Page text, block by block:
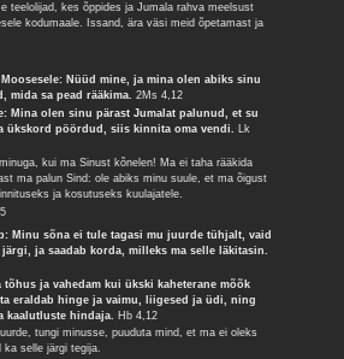
teelolijad, kes õppides ja Jumala rahva meelsust
kodumaale. Issand, ära väsi meid õpetamast ja
Moosesele: Nüüd mine, ja mina olen abiks sinu
mida sa pead rääkima.2Ms 4,12
Mina olen sinu pärast Jumalat palunud, et su
ükskord pöördud, siis kinnita oma vendi. Lk
kui ma Sinust kõnelen! Ma ei taha rääkida
ma palun Sind: ole abiks minu suule, et ma õigust
ja kosutuseks kuulajatele.
Minu sõna ei tule tagasi mu juurde tühjalt, vaid
ja saadab korda, milleks ma selle läkitasin.
tõhus ja vahedam kui ükski kaheterane mõõk
eraldab hinge ja vaimu, liigesed ja üdi, ning
kaalutluste hindaja. Hb 4,12
tungi minusse, puuduta mind, et ma ei oleks
ka selle järgi tegija.